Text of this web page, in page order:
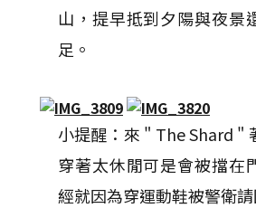
山，提早抵到夕陽與夜景
足。
小提醒：來 " The Shard "
穿著太休閒可是會被擋在
經就因為穿運動鞋被警衛請